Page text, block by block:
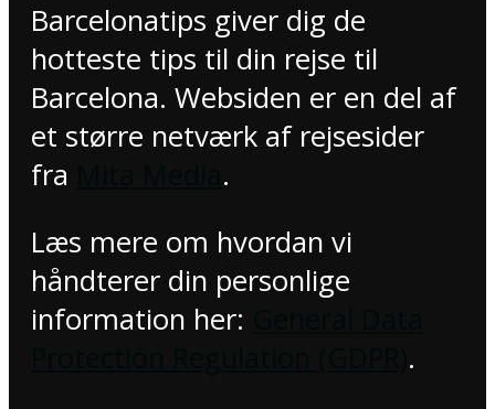
Barcelonatips giver dig de
hotteste tips til din rejse til
Barcelona. Websiden er en del af
et større netværk af rejsesider
fra
.
Læs mere om hvordan vi
håndterer din personlige
information her:
.